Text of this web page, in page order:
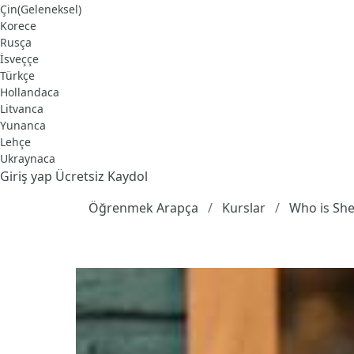
Çin(Geleneksel)
Korece
Rusça
İsveççe
Türkçe
Hollandaca
Litvanca
Yunanca
Lehçe
Ukraynaca
Giriş yap Ücretsiz Kaydol
Öğrenmek Arapça
Kurslar Who is